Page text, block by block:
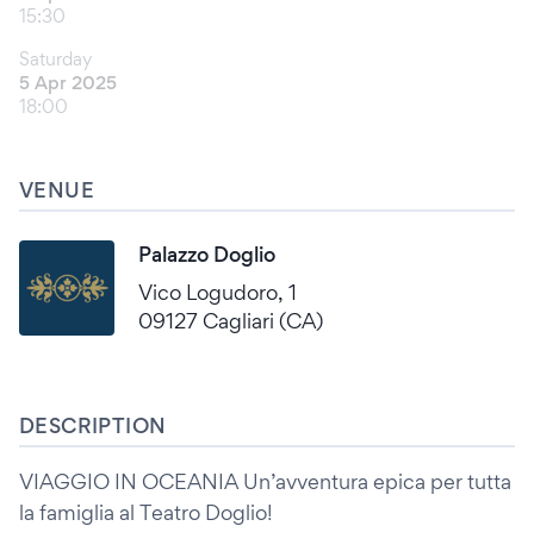
15:30
Saturday
5 Apr 2025
18:00
VENUE
Palazzo Doglio
Vico Logudoro, 1
09127 Cagliari (CA)
DESCRIPTION
VIAGGIO IN OCEANIA Un’avventura epica per tutta
la famiglia al Teatro Doglio!